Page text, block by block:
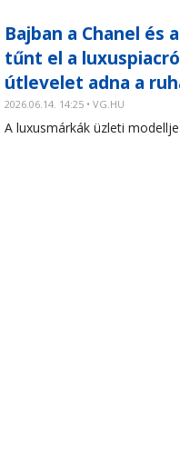
Bajban a Chanel és
tűnt el a
útlevelet adna a
2026.06.14. 14:25 • VG.HU
A luxusmárkák üzleti